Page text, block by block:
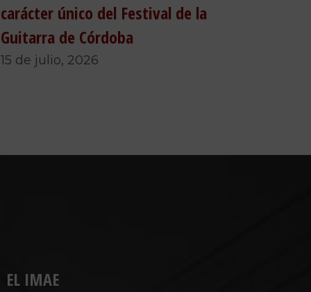
carácter único del Festival de la
Guitarra de Córdoba
15 de julio, 2026
EL IMAE